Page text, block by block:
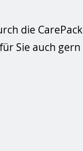
die
Sie auch gern